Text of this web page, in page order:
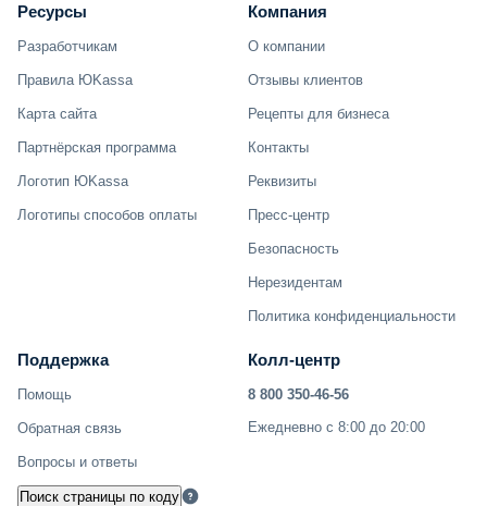
Ресурсы
Разработчикам
Правила ЮKassa
Карта сайта
Партнёрская программа
Логотип ЮKassa
Логотипы способов оплаты
Компания
О компании
Отзывы клиентов
Рецепты для бизнеса
Контакты
Реквизиты
Пресс-центр
Безопасность
Нерезидентам
Политика конфиденциальности
Поддержка
Помощь
Обратная связь
Вопросы и ответы
Поиск страницы по коду
Колл-центр
8 800 350-46-56
Ежедневно с 8:00 до 20:00